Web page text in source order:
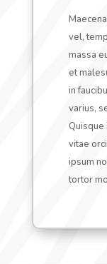
vel,
massa
et
in
varius,
vitae
ipsum
tortor